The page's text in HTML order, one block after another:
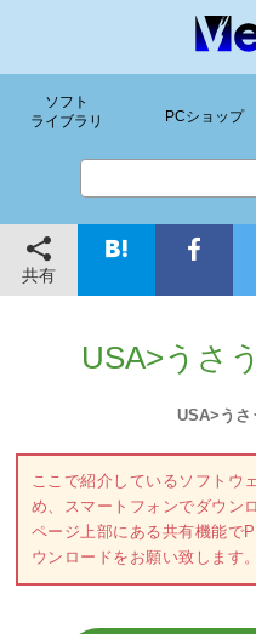
ソフト
ライブラリ
PCショップ
共有
USA>うさ
USA>うさ
ここで紹介しているソフトウ
め、スマートフォンでダウン
ページ上部にある共有機能で
ウンロードをお願い致します。